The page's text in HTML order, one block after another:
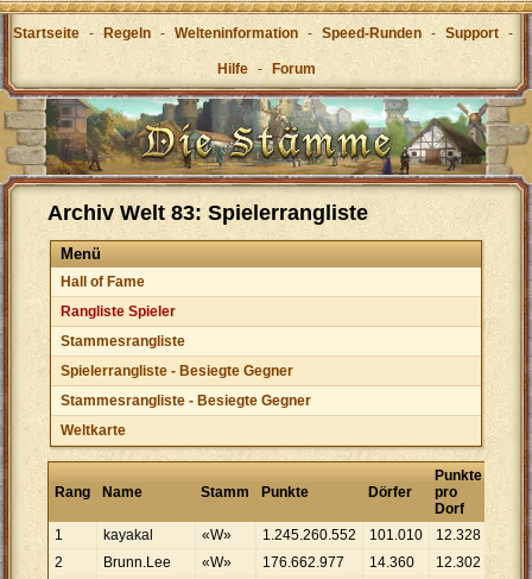
Startseite - Regeln - Welteninformation - Speed-Runden - Support -
Hilfe - Forum
Archiv Welt 83: Spielerrangliste
Menü
Hall of Fame
Rangliste Spieler
Stammesrangliste
Spielerrangliste - Besiegte Gegner
Stammesrangliste - Besiegte Gegner
Weltkarte
Rang Name Stamm Punkte Dörfer
Punkte
pro
Dorf
1
kayakal «W» 1.245.260.552 101.010 12.328
2
Brunn.Lee «W» 176.662.977 14.360 12.302